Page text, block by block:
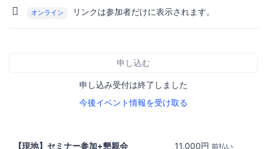
オンライン リンクは参加者だけに表示されます。
申し込む
申し込み受付は終了しました
今後イベント情報を受け取る
【現地】セミナー参加+懇親会 11,000円 前払い